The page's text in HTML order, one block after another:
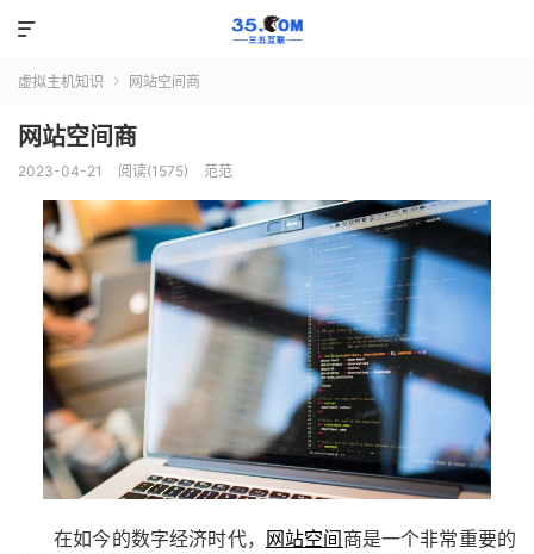

虚拟主机知识  网站空间商
网站空间商
2023-04-21 阅读(1575) 范范
在如今的数字经济时代， 网站空间 商是一个非常重要的